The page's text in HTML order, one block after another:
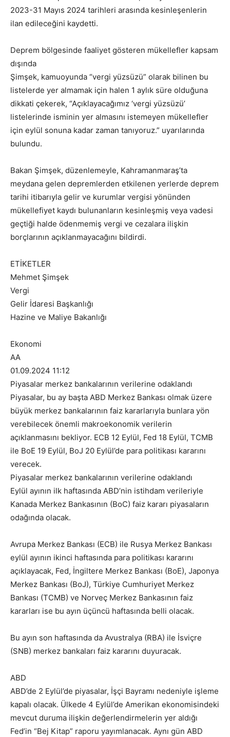
2023-31 Mayıs 2024 tarihleri arasında kesinleşenlerin
ilan edileceğini kaydetti.
Deprem bölgesinde faaliyet gösteren mükellefler kapsam
dışında
Şimşek, kamuoyunda “vergi yüzsüzü” olarak bilinen bu
listelerde yer almamak için halen 1 aylık süre olduğuna
dikkati çekerek, “Açıklayacağımız ‘vergi yüzsüzü’
listelerinde isminin yer almasını istemeyen mükellefler
için eylül sonuna kadar zaman tanıyoruz.” uyarılarında
bulundu.
Bakan Şimşek, düzenlemeyle, Kahramanmaraş’ta
meydana gelen depremlerden etkilenen yerlerde deprem
tarihi itibarıyla gelir ve kurumlar vergisi yönünden
mükellefiyet kaydı bulunanların kesinleşmiş veya vadesi
geçtiği halde ödenmemiş vergi ve cezalara ilişkin
borçlarının açıklanmayacağını bildirdi.
ETİKETLER
Mehmet Şimşek
Vergi
Gelir İdaresi Başkanlığı
Hazine ve Maliye Bakanlığı
Ekonomi
AA
01.09.2024 11:12
Piyasalar merkez bankalarının verilerine odaklandı
Piyasalar, bu ay başta ABD Merkez Bankası olmak üzere
büyük merkez bankalarının faiz kararlarıyla bunlara yön
verebilecek önemli makroekonomik verilerin
açıklanmasını bekliyor. ECB 12 Eylül, Fed 18 Eylül, TCMB
ile BoE 19 Eylül, BoJ 20 Eylül’de para politikası kararını
verecek.
Piyasalar merkez bankalarının verilerine odaklandı
Eylül ayının ilk haftasında ABD’nin istihdam verileriyle
Kanada Merkez Bankasının (BoC) faiz kararı piyasaların
odağında olacak.
Avrupa Merkez Bankası (ECB) ile Rusya Merkez Bankası
eylül ayının ikinci haftasında para politikası kararını
açıklayacak, Fed, İngiltere Merkez Bankası (BoE), Japonya
Merkez Bankası (BoJ), Türkiye Cumhuriyet Merkez
Bankası (TCMB) ve Norveç Merkez Bankasının faiz
kararları ise bu ayın üçüncü haftasında belli olacak.
Bu ayın son haftasında da Avustralya (RBA) ile İsviçre
(SNB) merkez bankaları faiz kararını duyuracak.
ABD
ABD’de 2 Eylül’de piyasalar, İşçi Bayramı nedeniyle işleme
kapalı olacak. Ülkede 4 Eylül’de Amerikan ekonomisindeki
mevcut duruma ilişkin değerlendirmelerin yer aldığı
Fed’in “Bej Kitap” raporu yayımlanacak. Aynı gün ABD